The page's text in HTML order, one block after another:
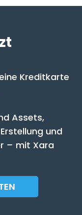
Kreditkarte
Assets,
und
– mit Xara